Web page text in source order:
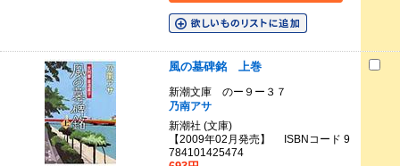
風の墓碑銘 上巻
新潮文庫 のー９ー３７
乃南アサ
新潮社 (文庫)
【2009年02月発売】 ISBNコード 9
784101425474